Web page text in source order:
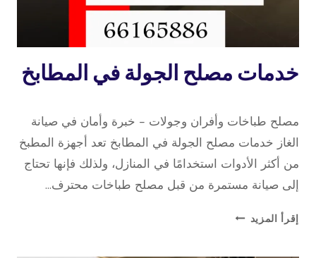
تصليح
طباخات
خدمات مصلح الجولة في المطابخ
repaircookers
مصلح طباخات وأفران وجولات – خبرة وأمان في صيانة
الغاز خدمات مصلح الجولة في المطابخ تعد أجهزة المطبخ
من أكثر الأدوات استخدامًا في المنازل، ولذلك فإنها تحتاج
إلى صيانة مستمرة من قبل مصلح طباخات محترف…
إقرأ المزيد خدمات